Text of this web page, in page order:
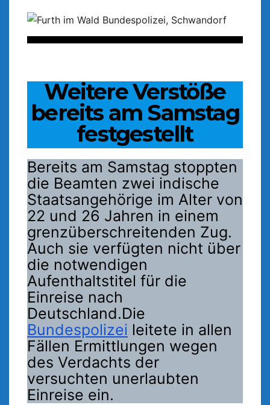
Weitere Verstöße
bereits am Samstag
festgestellt
Bereits am Samstag stoppten
die Beamten zwei indische
Staatsangehörige im Alter von
22 und 26 Jahren in einem
grenzüberschreitenden Zug.
Auch sie verfügten nicht über
die notwendigen
Aufenthaltstitel für die
Einreise nach
Deutschland.Die
Bundespolizei leitete in allen
Fällen Ermittlungen wegen
des Verdachts der
versuchten unerlaubten
Einreise ein.